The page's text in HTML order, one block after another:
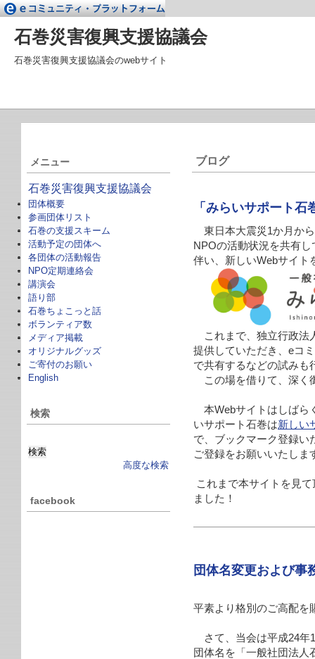
石巻災害復興支援協議会
石巻災害復興支援協議会のwebサイト
ブログ
「みらいサポート
東日本大震災1か月か
NPOの活動状況を共有
伴い、新しいWebサイト
これまで、独立行政法
提供していただき、eコ
で共有するなどの試みも
この場を借りて、深く
本Webサイトはしばら
いサポート石巻は新しい
で、ブックマーク登録い
ご登録をお願いいたしま
これまで本サイトを見
ました！
団体名変更および事
平素より格別のご高配を
さて、当会は平成24年
団体名を「一般社団法人
メニュー
石巻災害復興支援協議会
団体概要
参画団体リスト
石巻の支援スキーム
活動予定の団体へ
各団体の活動報告
NPO定期連絡会
講演会
語り部
石巻ちょこっと話
ボランティア数
メディア掲載
オリジナルグッズ
ご寄付のお願い
English
検索
高度な検索
facebook